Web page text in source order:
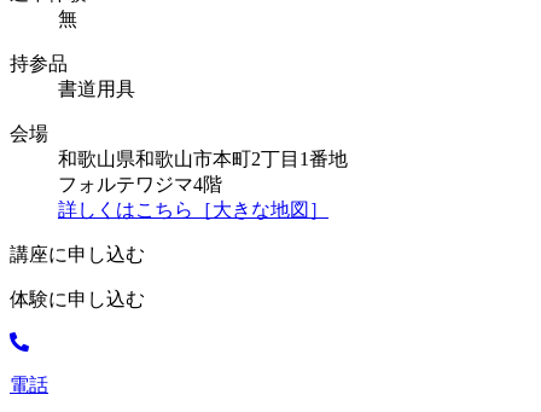
無
持参品
書道用具
会場
和歌山県和歌山市本町2丁目1番地
フォルテワジマ4階
詳しくはこちら［大きな地図］
講座に申し込む
体験に申し込む
電話